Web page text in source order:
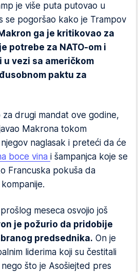
je više puta putovao u
se pogoršao kako je Trampov
ga je kritikovao za
potrebe za NATO-om i
vezi sa američkom
paktu za
za drugi mandat ove godine,
Makrona tokom
naglasak i preteći da će
boce vina i šampanjca koje se
Francuska pokuša da
meseca osvojio još
je požurio da pridobije
predsednika. On je
liderima koji su čestitali
što je Asošiejted pres